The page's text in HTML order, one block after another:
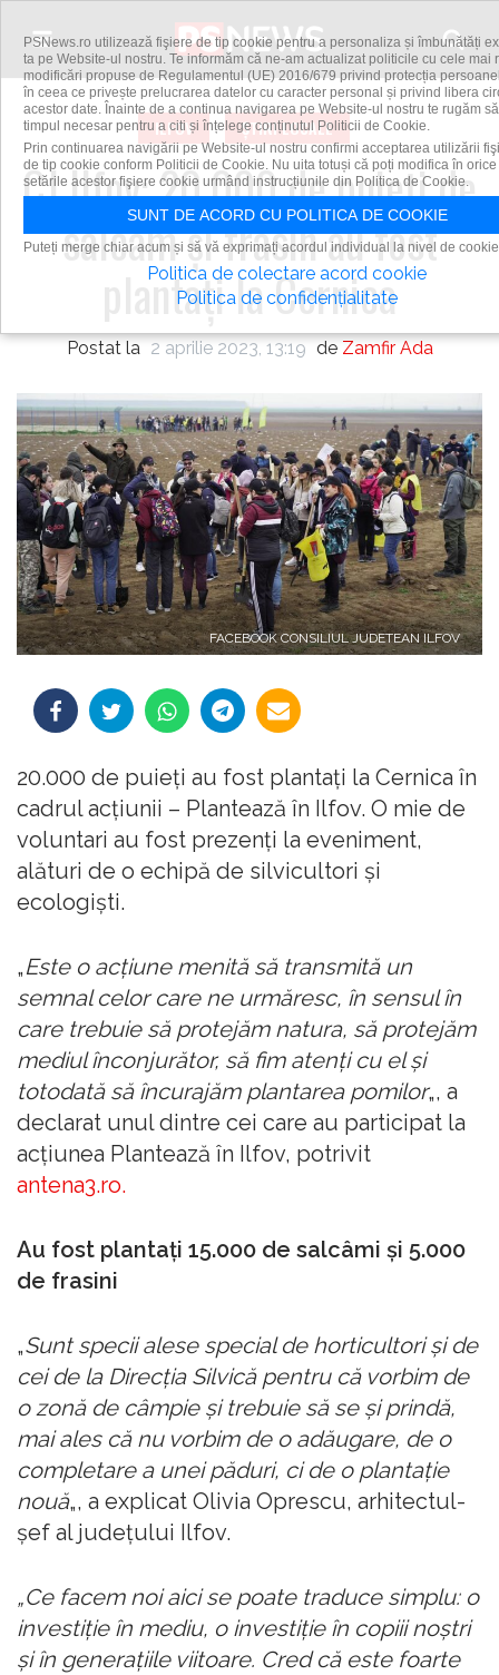
ILFOV ȘTIRI LOCALE
CJ Ilfov: 20.000 de puieţi de
salcâm şi frasin au fost
plantaţi la Cernica
Postat la 2 aprilie 2023, 13:19 de Zamfir Ada
FACEBOOK CONSILIUL JUDETEAN ILFOV
20.000 de puieţi au fost plantaţi la Cernica în
cadrul acţiunii – Plantează în Ilfov. O mie de
voluntari au fost prezenţi la eveniment,
alături de o echipă de silvicultori şi
ecologişti.
„Este o acţiune menită să transmită un
semnal celor care ne urmăresc, în sensul în
care trebuie să protejăm natura, să protejăm
mediul înconjurător, să fim atenţi cu el şi
totodată să încurajăm plantarea pomilor„, a
declarat unul dintre cei care au participat la
acţiunea Plantează în Ilfov, potrivit
antena3.ro.
Au fost plantaţi 15.000 de salcâmi şi 5.000
de frasini
„Sunt specii alese special de horticultori şi de
cei de la Direcţia Silvică pentru că vorbim de
o zonă de câmpie şi trebuie să se şi prindă,
mai ales că nu vorbim de o adăugare, de o
completare a unei păduri, ci de o plantaţie
nouă„, a explicat Olivia Oprescu, arhitectul-
şef al judeţului Ilfov.
„Ce facem noi aici se poate traduce simplu: o
investiţie în mediu, o investiţie în copiii noştri
şi în generaţiile viitoare. Cred că este foarte
PSNews.ro utilizează fişiere de tip cookie pentru a personaliza și îmbunătăți
ta pe Website-ul nostru. Te informăm că ne-am actualizat politicile cu cele mai
modificări propuse de Regulamentul (UE) 2016/679 privind protecția
în ceea ce privește prelucrarea datelor cu caracter personal și privind libera
acestor date. Înainte de a continua navigarea pe Website-ul nostru te rugăm
timpul necesar pentru a citi și înțelege conținutul Politicii de Cookie.
Prin continuarea navigării pe Website-ul nostru confirmi acceptarea utilizării
de tip cookie conform Politicii de Cookie. Nu uita totuși că poți modifica în
setările acestor fişiere cookie urmând instrucțiunile din Politica de Cookie.
SUNT DE ACORD CU POLITICA DE COOKIE
Puteți merge chiar acum și să vă exprimați acordul individual la nivel de
Politica de colectare acord cookie
Politica de confidențialitate